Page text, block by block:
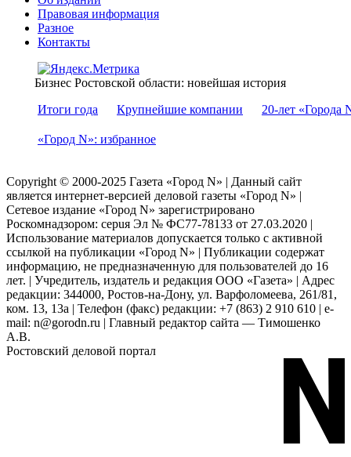
Правовая информация
Разное
Контакты
Бизнес Ростовской области: новейшая история
Итоги года
Крупнейшие компании 20-лет «Города
«Город N»: избранное
Copyright © 2000-2025 Газета «Город N» | Данный сайт
является интернет-версией деловой газеты «Город N» |
Сетевое издание «Город N» зарегистрировано
Роскомнадзором: серuя Эл № ФС77-78133 от 27.03.2020 |
Использование материалов допускается только с активной
ссылкой на публикации «Город N» | Публикации содержат
информацию, не предназначенную для пользователей до 16
лет. | Учредитель, издатель и редакция ООО «Газета» | Адрес
редакции: 344000, Ростов-на-Дону, ул. Варфоломеева, 261/81,
ком. 13, 13а | Телефон (факс) редакции: +7 (863) 2 910 610 | e-
mail: n@gorodn.ru | Главный редактор сайта — Тимошенко
А.В.
Ростовский деловой портал